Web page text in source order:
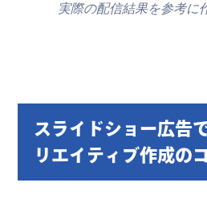
実際の配信結果を参考に
スライドショー広告
リエイティブ作成の